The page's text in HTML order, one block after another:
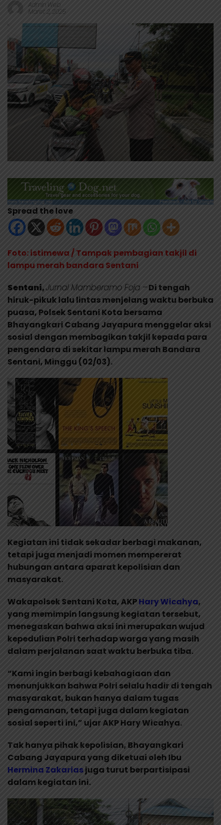
Admin Web
Maret 2, 2025
Spread the love
Foto: istimewa / Tampak pembagian takjil di
lampu merah bandara Sentani
Sentani,Jurnal Mamberamo Foja –Di tengah
hiruk-pikuk lalu lintas menjelang waktu berbuka
puasa, Polsek Sentani Kota bersama
Bhayangkari Cabang Jayapura menggelar aksi
sosial dengan membagikan takjil kepada para
pengendara di sekitar lampu merah Bandara
Sentani, Minggu (02/03).
Kegiatan ini tidak sekadar berbagi makanan,
tetapi juga menjadi momen mempererat
hubungan antara aparat kepolisian dan
masyarakat.
Wakapolsek Sentani Kota, AKPHary Wicahya,
yang memimpin langsung kegiatan tersebut,
menegaskan bahwa aksi ini merupakan wujud
kepedulian Polri terhadap warga yang masih
dalam perjalanan saat waktu berbuka tiba.
“Kami ingin berbagi kebahagiaan dan
menunjukkan bahwa Polri selalu hadir di tengah
masyarakat, bukan hanya dalam tugas
pengamanan, tetapi juga dalam kegiatan
sosial seperti ini,” ujar AKP Hary Wicahya.
Tak hanya pihak kepolisian, Bhayangkari
Cabang Jayapura yang diketuai oleh Ibu
Hermina Zakariasjuga turut berpartisipasi
dalam kegiatan ini.